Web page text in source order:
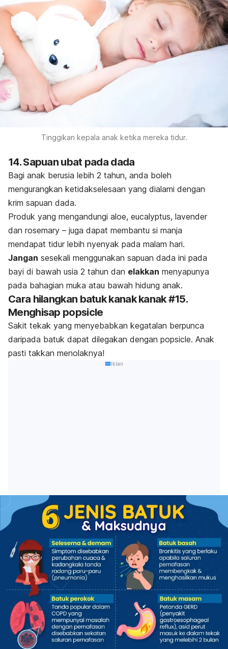
Tinggikan kepala anak ketika mereka tidur.
14. Sapuan ubat pada dada
Bagi anak berusia lebih 2 tahun, anda boleh
mengurangkan ketidakselesaan yang dialami dengan
krim sapuan dada.
Produk yang mengandungi aloe, eucalyptus, lavender
dan rosemary – juga dapat membantu si manja
mendapat tidur lebih nyenyak pada malam hari.
Jangan sesekali menggunakan sapuan dada ini pada
bayi di bawah usia 2 tahun dan elakkan menyapunya
pada bahagian muka atau bawah hidung anak.
Cara hilangkan batuk kanak kanak #15.
Menghisap popsicle
Sakit tekak yang menyebabkan kegatalan berpunca
daripada batuk dapat dilegakan dengan popsicle. Anak
pasti takkan menolaknya!
Iklan